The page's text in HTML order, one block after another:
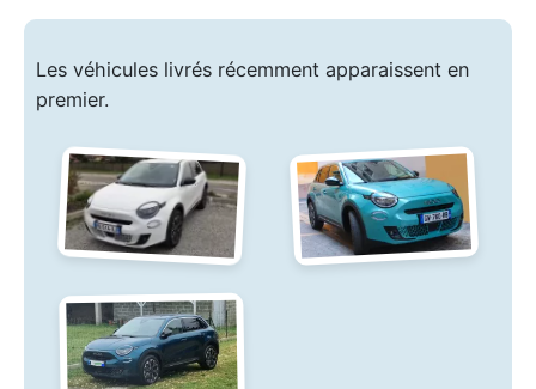
Les véhicules livrés récemment apparaissent en
premier.